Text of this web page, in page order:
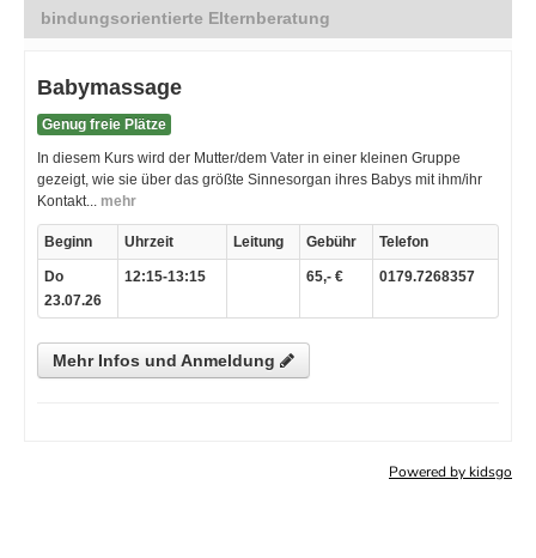
Powered by kidsgo